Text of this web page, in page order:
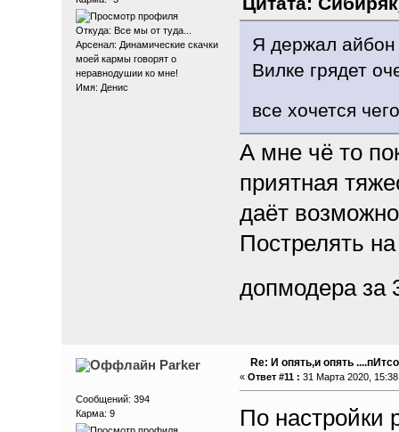
Откуда: Все мы от туда...
Арсенал: Динамические скачки
моей кармы говорят о
неравнодушии ко мне!
Имя: Денис
Я держал
Вилке грядет
все хочется
А мне чё то
приятная
даёт
Пострелять
допмодера
Parker
Сообщений: 394
Карма: 9
Re: И опять,и опять
« Ответ #11 : 31 Марта 2020,
По настройки